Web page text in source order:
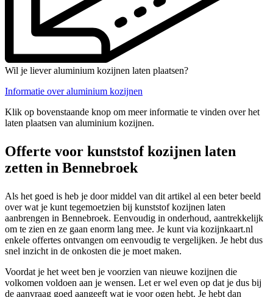
Wil je liever aluminium kozijnen laten plaatsen?
Informatie over aluminium kozijnen
Klik op bovenstaande knop om meer informatie te vinden over het
laten plaatsen van aluminium kozijnen.
Offerte voor kunststof kozijnen laten
zetten in Bennebroek
Als het goed is heb je door middel van dit artikel al een beter beeld
over wat je kunt tegemoetzien bij kunststof kozijnen laten
aanbrengen in Bennebroek. Eenvoudig in onderhoud, aantrekkelijk
om te zien en ze gaan enorm lang mee. Je kunt via kozijnkaart.nl
enkele offertes ontvangen om eenvoudig te vergelijken. Je hebt dus
snel inzicht in de onkosten die je moet maken.
Voordat je het weet ben je voorzien van nieuwe kozijnen die
volkomen voldoen aan je wensen. Let er wel even op dat je dus bij
de aanvraag goed aangeeft wat je voor ogen hebt. Je hebt dan